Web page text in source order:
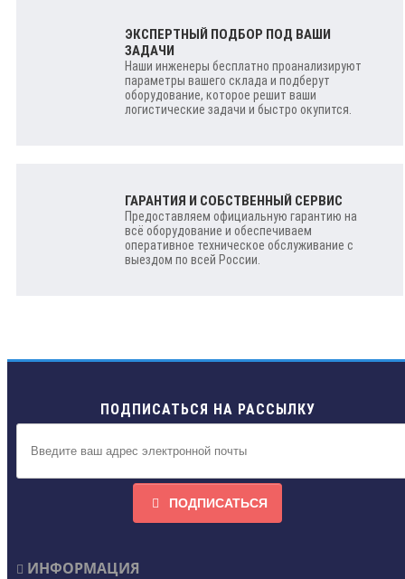
ЭКСПЕРТНЫЙ ПОДБОР ПОД ВАШИ
ЗАДАЧИ
Наши инженеры бесплатно проанализируют
параметры вашего склада и подберут
оборудование, которое решит ваши
логистические задачи и быстро окупится.
ГАРАНТИЯ И СОБСТВЕННЫЙ СЕРВИС
Предоставляем официальную гарантию на
всё оборудование и обеспечиваем
оперативное техническое обслуживание с
выездом по всей России.
ПОДПИСАТЬСЯ НА РАССЫЛКУ
ПОДПИСАТЬСЯ
ИНФОРМАЦИЯ